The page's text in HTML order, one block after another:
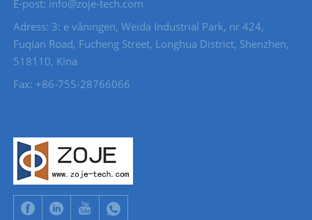
E-post: info@zoje-tech.com
Adress: 3: e våningen, Weida Industrial Park, nr 424,
Fuqian Road, Fucheng Street, Longhua District, Shenzhen,
518110, Kina
Fax: +86-755-28766066